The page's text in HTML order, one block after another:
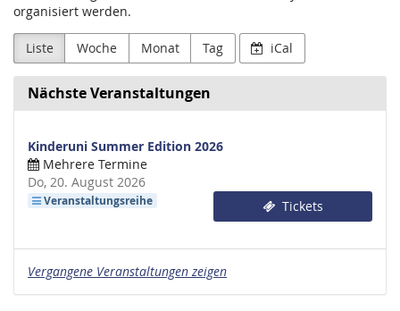
organisiert werden.
Liste Woche Monat Tag iCal
Nächste Veranstaltungen
Kinderuni Summer Edition 2026
Mehrere Termine
Do, 20. August 2026
Veranstaltungsreihe Tickets
Vergangene Veranstaltungen zeigen